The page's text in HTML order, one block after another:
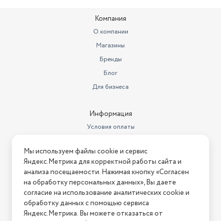
Компания
О компании
Магазины
Бренды
Блог
Для бизнеса
Информация
Условия оплаты
Условия возврата
Нашли ошибку на сайте? Напишите нам
2026 © Интернет-магазин "АстМаркет". У нас есть всё!
Мы используем файлы cookie и сервис
Яндекс.Метрика для корректной работы сайта и
анализа посещаемости. Нажимая кнопку «Согласен
на обработку персональных данных», Вы даете
согласие на использование аналитических cookie и
обработку данных с помощью сервиса
Яндекс.Метрика. Вы можете отказаться от